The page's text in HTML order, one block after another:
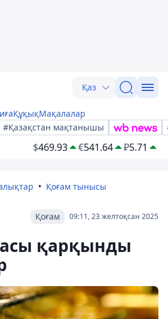
Қаз
ҚұқықМақалалар
#Қазақстан мақтанышы
$469.93 €541.64 ₽5.71
Қоғам тынысы
09:11, 23 желтоқсан 2025
Қоғам
қарқынды